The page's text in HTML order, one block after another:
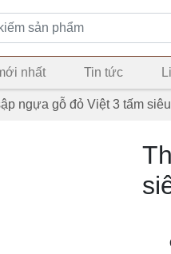
nhất Tin tức
ngựa gỗ đỏ Việt 3 tấm